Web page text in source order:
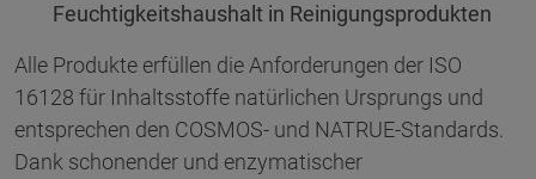
Feuchtigkeitshaushalt in Reinigungsprodukten
Alle Produkte erfüllen die Anforderungen der ISO
16128 für Inhaltsstoffe natürlichen Ursprungs und
entsprechen den COSMOS- und NATRUE-Standards.
Dank schonender und enzymatischer